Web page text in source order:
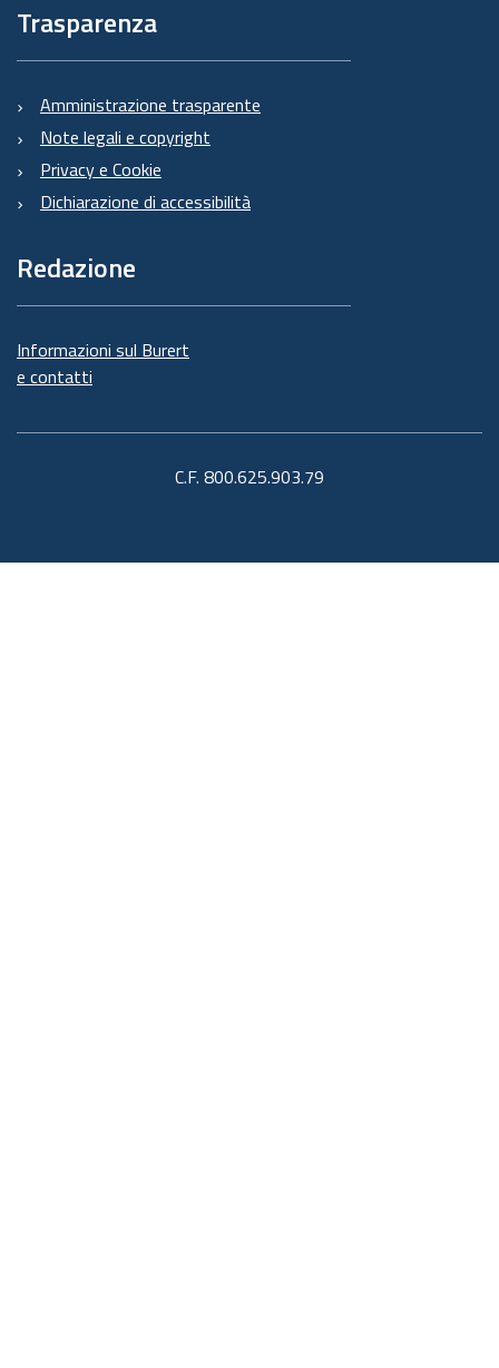
Trasparenza
Amministrazione trasparente
Note legali e copyright
Privacy e Cookie
Dichiarazione di accessibilità
Redazione
Informazioni sul Burert
e contatti
C.F. 800.625.903.79